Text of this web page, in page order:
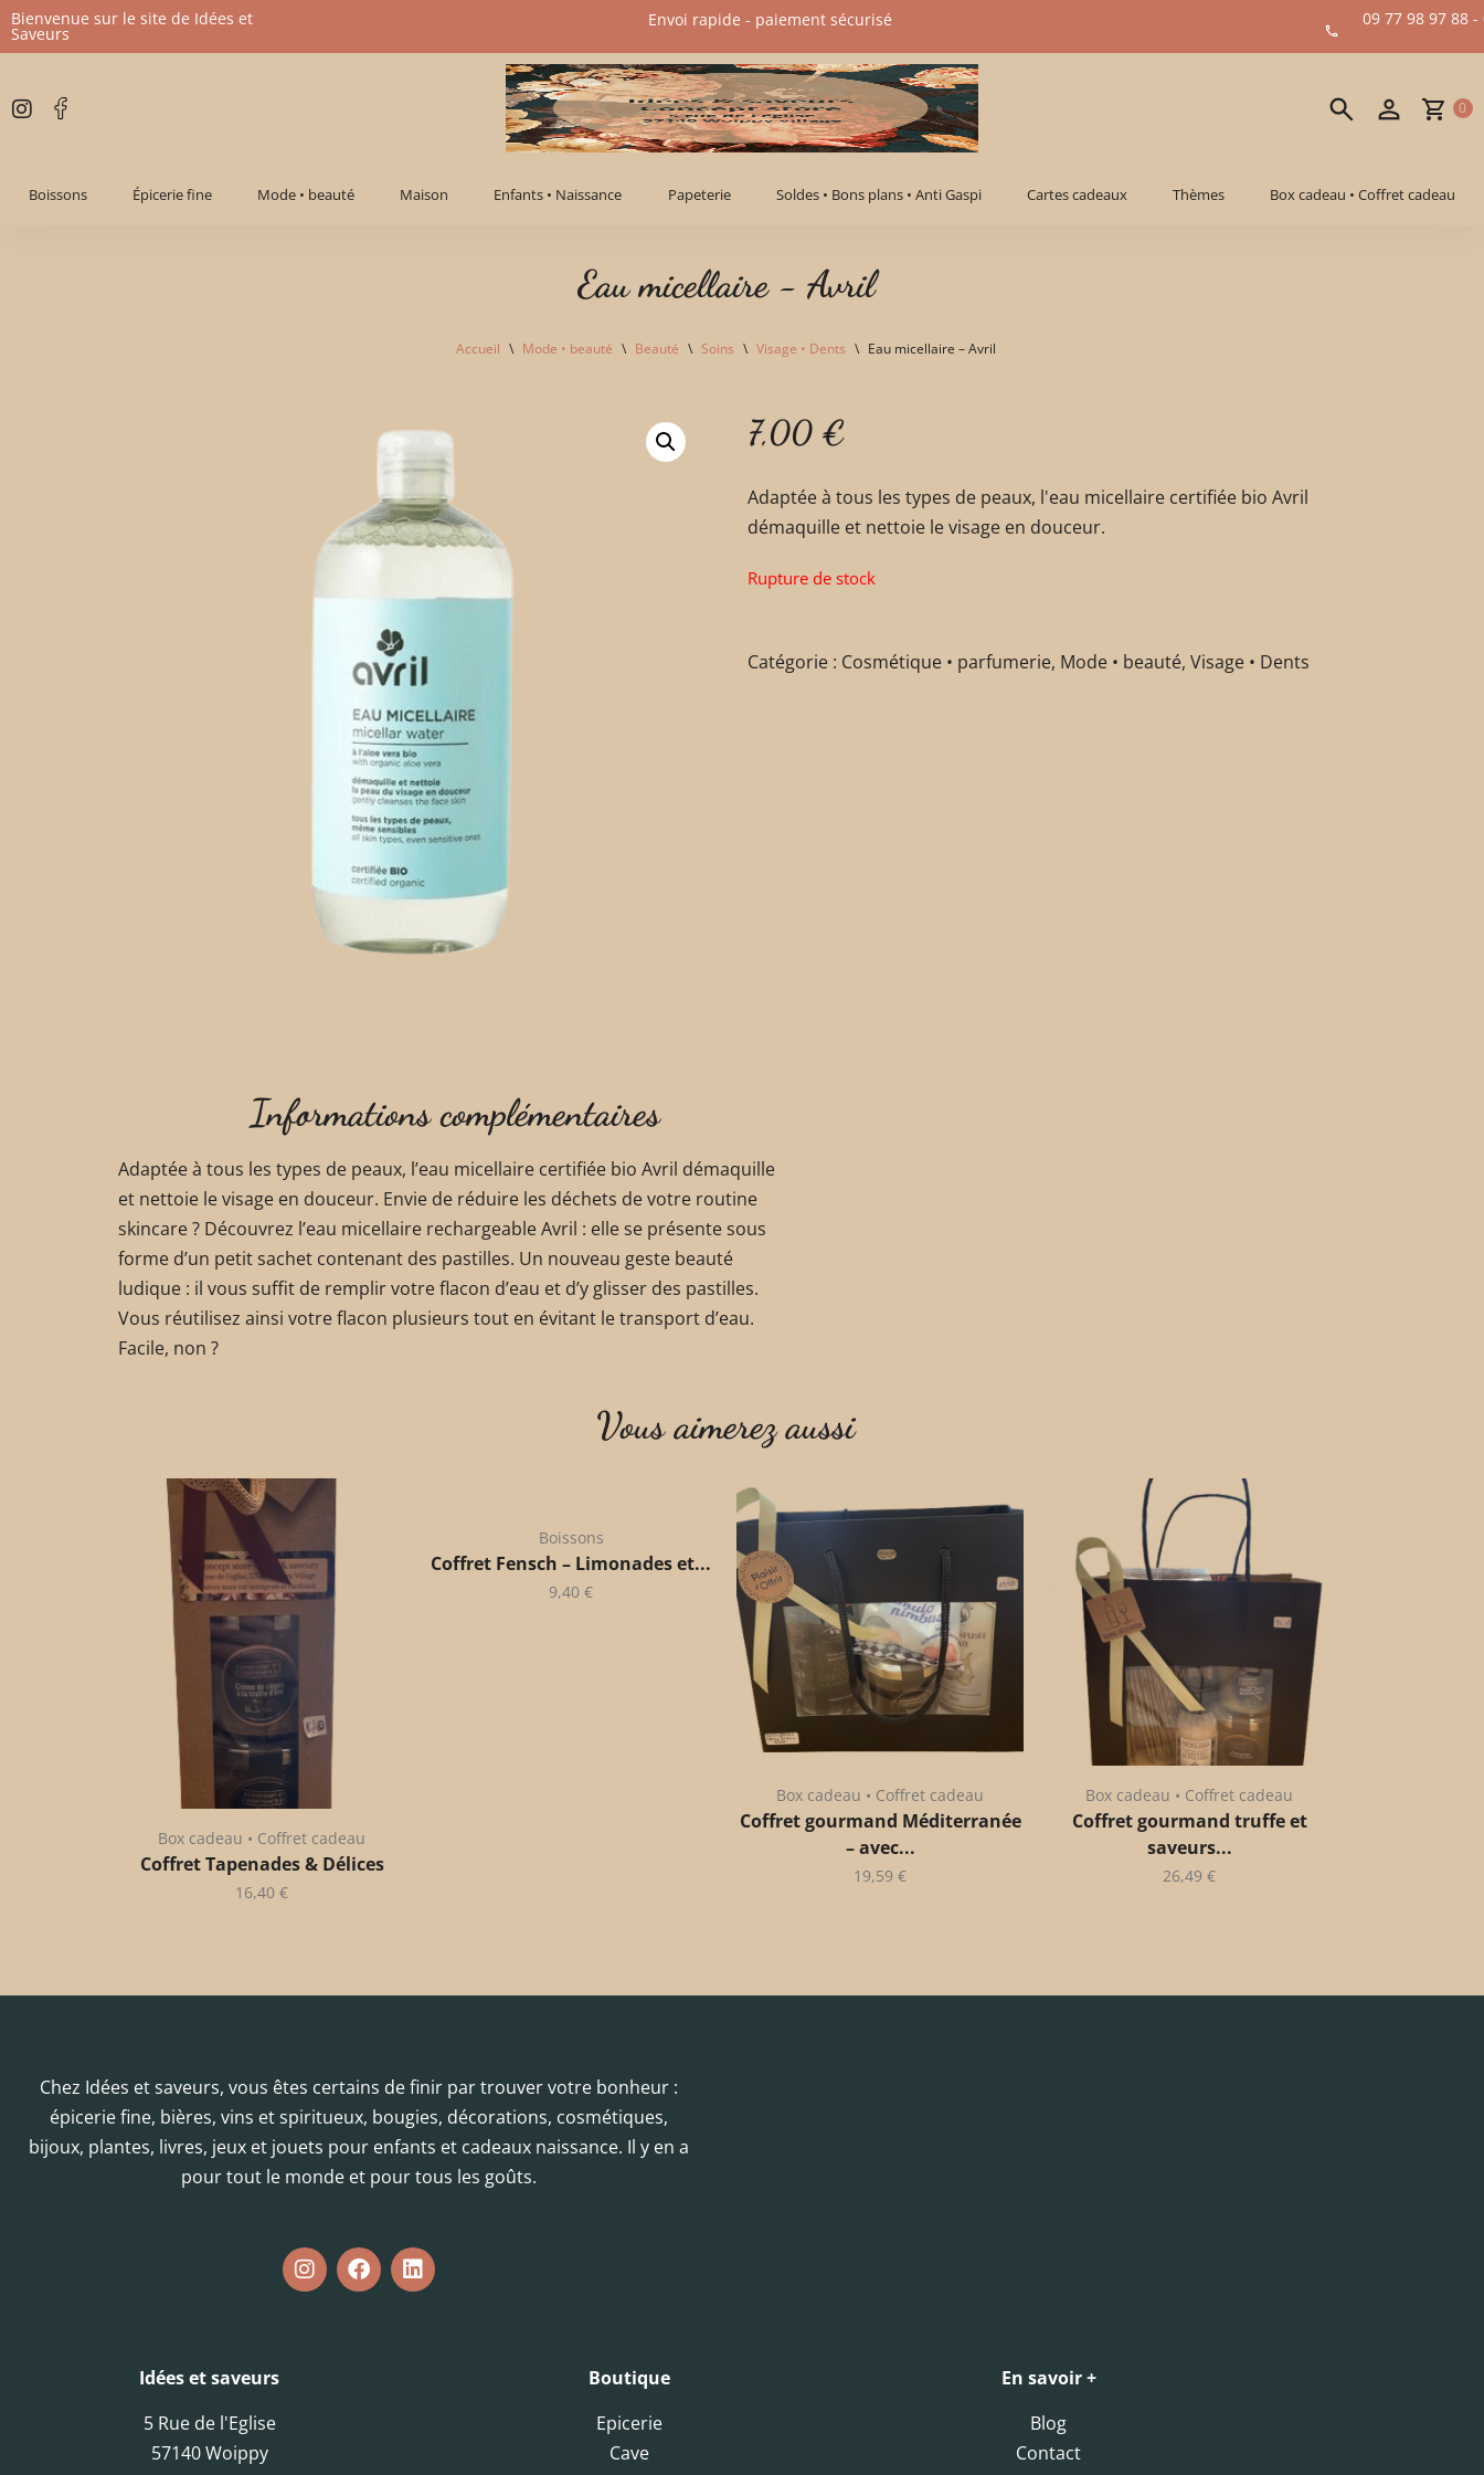
Aller
contenu
Bienvenue sur le site de Idées et
Saveurs
09 77 98 97 88 -
Envoi rapide - paiement sécurisé​
0
Boissons Épicerie fine Mode • beauté Maison Enfants • Naissance Papeterie Soldes • Bons plans • Anti Gaspi Cartes cadeaux Thèmes Box cadeau • Coffret cadeau
Eau micellaire - Avril
Accueil \ Mode • beauté \ Beauté \ Soins \ Visage • Dents \ Eau micellaire – Avril
7,00 €
Adaptée à tous les types de peaux, l'eau micellaire certifiée bio Avril
démaquille et nettoie le visage en douceur.
Rupture de stock
Catégorie : Cosmétique • parfumerie, Mode • beauté, Visage • Dents
Informations complémentaires
Adaptée à tous les types de peaux, l’eau micellaire certifiée bio Avril démaquille
et nettoie le visage en douceur. Envie de réduire les déchets de votre routine
skincare ? Découvrez l’eau micellaire rechargeable Avril : elle se présente sous
forme d’un petit sachet contenant des pastilles. Un nouveau geste beauté
ludique : il vous suffit de remplir votre flacon d’eau et d’y glisser des pastilles.
Vous réutilisez ainsi votre flacon plusieurs tout en évitant le transport d’eau.
Facile, non ?
Vous aimerez aussi
Box cadeau • Coffret cadeau
Coffret Tapenades & Délices
16,40 €
Boissons
Coffret Fensch – Limonades et...
9,40 €
Box cadeau • Coffret cadeau
Coffret gourmand Méditerranée
– avec...
19,59 €
Box cadeau • Coffret cadeau
Coffret gourmand truffe et
saveurs...
26,49 €
Chez Idées et saveurs, vous êtes certains de finir par trouver votre bonheur :
épicerie fine, bières, vins et spiritueux, bougies, décorations, cosmétiques,
bijoux, plantes, livres, jeux et jouets pour enfants et cadeaux naissance. Il y en a
pour tout le monde et pour tous les goûts.
Idées et saveurs
5 Rue de l'Eglise
57140 Woippy
Boutique
Epicerie
Cave
En savoir +
Blog
Contact